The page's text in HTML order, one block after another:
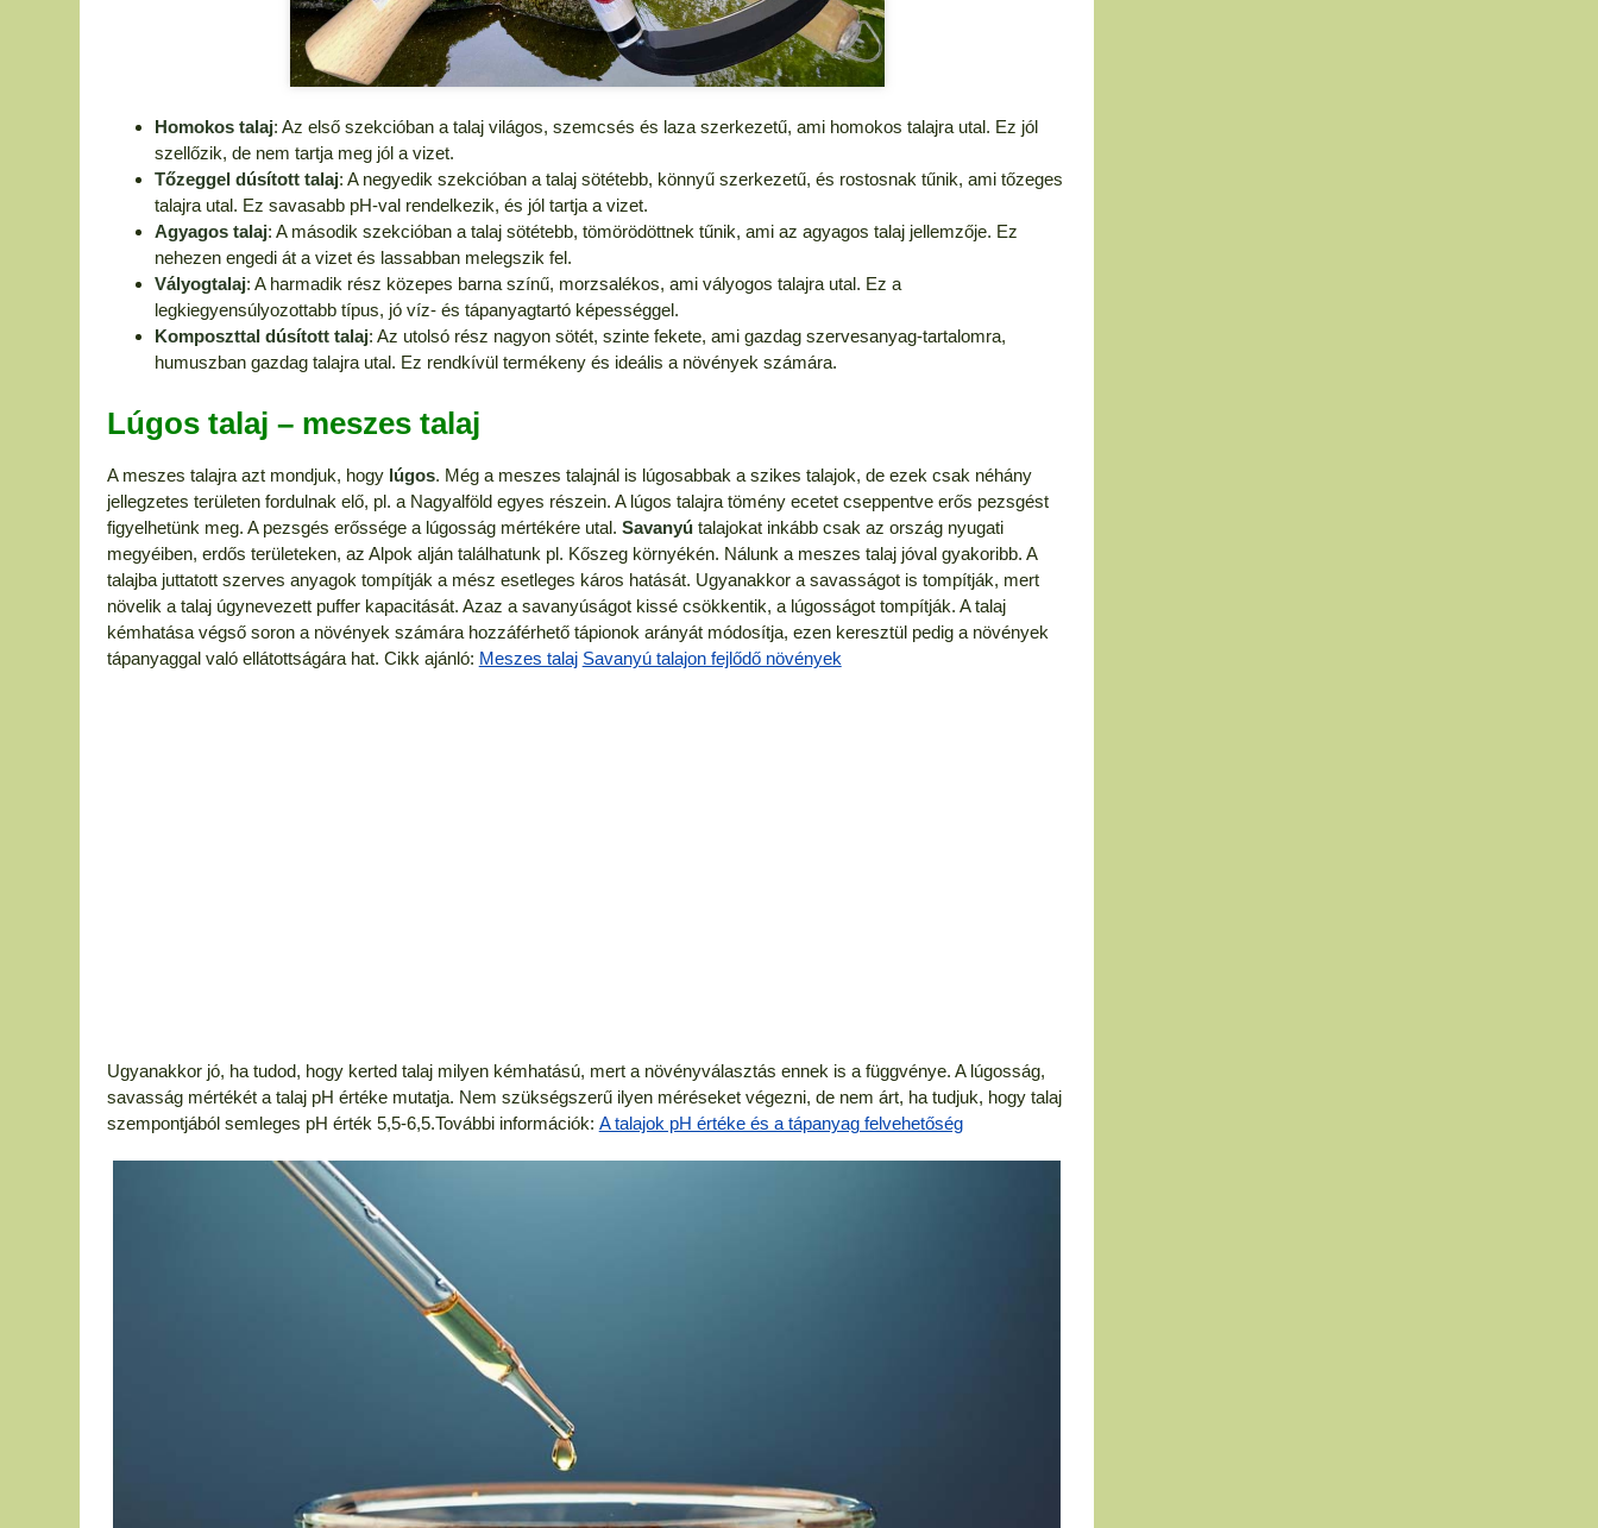
Homokos talaj: Az első szekcióban a talaj világos, szemcsés és laza szerkezetű, ami homokos talajra utal. Ez jól
szellőzik, de nem tartja meg jól a vizet.
Tőzeggel dúsított talaj: A negyedik szekcióban a talaj sötétebb, könnyű szerkezetű, és rostosnak tűnik, ami tőzeges
talajra utal. Ez savasabb pH-val rendelkezik, és jól tartja a vizet.
Agyagos talaj: A második szekcióban a talaj sötétebb, tömörödöttnek tűnik, ami az agyagos talaj jellemzője. Ez
nehezen engedi át a vizet és lassabban melegszik fel.
Vályogtalaj: A harmadik rész közepes barna színű, morzsalékos, ami vályogos talajra utal. Ez a
legkiegyensúlyozottabb típus, jó víz- és tápanyagtartó képességgel.
Komposzttal dúsított talaj: Az utolsó rész nagyon sötét, szinte fekete, ami gazdag szervesanyag-tartalomra,
humuszban gazdag talajra utal. Ez rendkívül termékeny és ideális a növények számára.
Lúgos talaj – meszes talaj
A meszes talajra azt mondjuk, hogy lúgos. Még a meszes talajnál is lúgosabbak a szikes talajok, de ezek csak néhány
jellegzetes területen fordulnak elő, pl. a Nagyalföld egyes részein. A lúgos talajra tömény ecetet cseppentve erős pezsgést
figyelhetünk meg. A pezsgés erőssége a lúgosság mértékére utal. Savanyútalajokat inkább csak az ország nyugati
megyéiben, erdős területeken, az Alpok alján találhatunk pl. Kőszeg környékén. Nálunk a meszes talaj jóval gyakoribb. A
talajba juttatott szerves anyagok tompítják a mész esetleges káros hatását. Ugyanakkor a savasságot is tompítják, mert
növelik a talaj úgynevezett puffer kapacitását. Azaz a savanyúságot kissé csökkentik, a lúgosságot tompítják. A talaj
kémhatása végső soron a növények számára hozzáférhető tápionok arányát módosítja, ezen keresztül pedig a növények
tápanyaggal való ellátottságára hat. Cikk ajánló: Meszes talaj Savanyú talajon fejlődő növények
Ugyanakkor jó, ha tudod, hogy kerted talaj milyen kémhatású, mert a növényválasztás ennek is a függvénye. A lúgosság,
savasság mértékét a talaj pH értéke mutatja. Nem szükségszerű ilyen méréseket végezni, de nem árt, ha tudjuk, hogy talaj
szempontjából semleges pH érték 5,5-6,5.További információk: A talajok pH értéke és a tápanyag felvehetőség